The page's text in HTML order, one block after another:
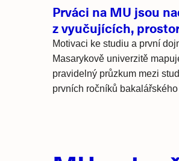
Prváci na MU jsou
z vyučujících,
Motivaci ke studiu a první
Masarykově univerzitě
pravidelný průzkum mezi
prvních ročníků bakalářského